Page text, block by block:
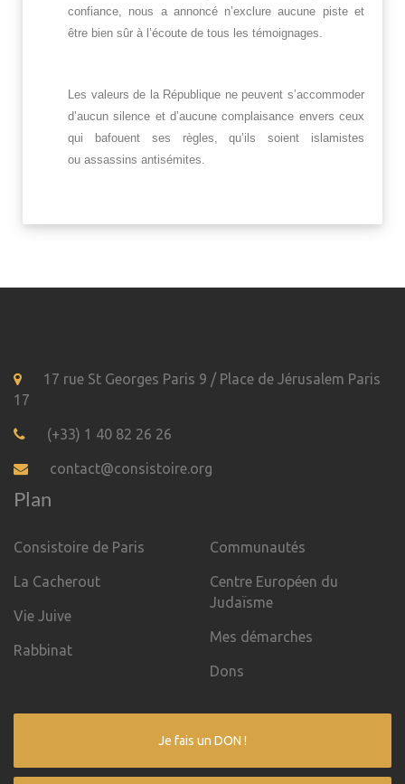
confiance, nous a annoncé n’exclure aucune piste et
être bien sûr à l’écoute de tous les témoignages.
Les valeurs de la République ne peuvent s’accommoder
d’aucun silence et d’aucune complaisance envers ceux
qui bafouent ses règles, qu’ils soient islamistes
ou assassins antisémites.
17 rue St Georges Paris 9 / Place de Jérusalem Paris
17
(+33) 1 40 82 26 26
contact@consistoire.org
Plan
Consistoire de Paris
La Cacherout
Vie Juive
Rabbinat
Communautés
Centre Européen du
Judaïsme
Mes démarches
Dons
Je fais un DON !